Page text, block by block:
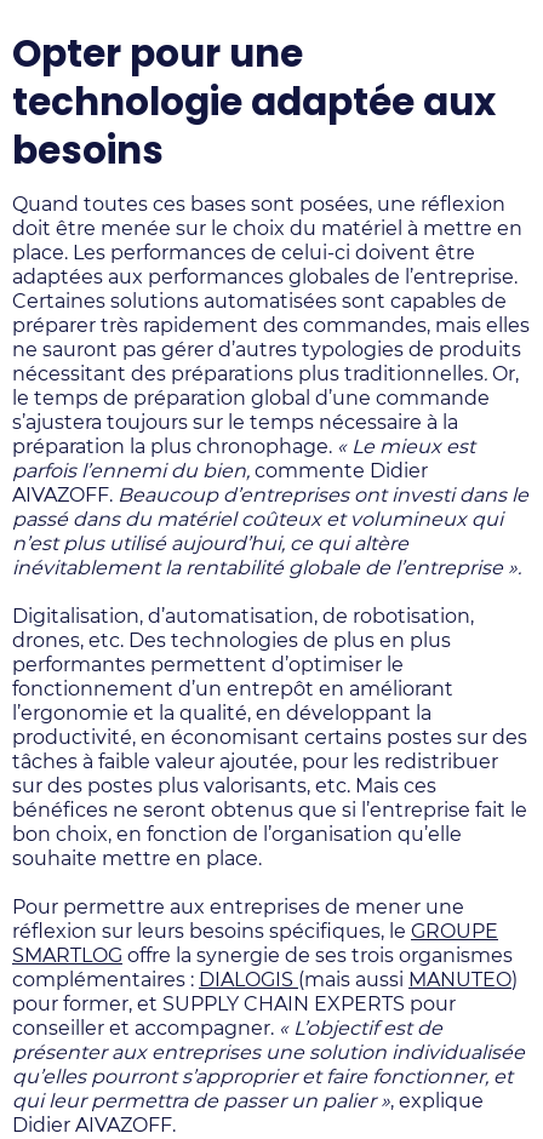
Opter pour une
technologie adaptée aux
besoins
Quand toutes ces bases sont posées, une réflexion
doit être menée sur le choix du matériel à mettre en
place. Les performances de celui-ci doivent être
adaptées aux performances globales de l’entreprise.
Certaines solutions automatisées sont capables de
préparer très rapidement des commandes, mais elles
ne sauront pas gérer d’autres typologies de produits
nécessitant des préparations plus traditionnelles. Or,
le temps de préparation global d’une commande
s’ajustera toujours sur le temps nécessaire à la
préparation la plus chronophage. « Le mieux est
parfois l’ennemi du bien, commente Didier
AIVAZOFF. Beaucoup d’entreprises ont investi dans le
passé dans du matériel coûteux et volumineux qui
n’est plus utilisé aujourd’hui, ce qui altère
inévitablement la rentabilité globale de l’entreprise ».
Digitalisation, d’automatisation, de robotisation,
drones, etc. Des technologies de plus en plus
performantes permettent d’optimiser le
fonctionnement d’un entrepôt en améliorant
l’ergonomie et la qualité, en développant la
productivité, en économisant certains postes sur des
tâches à faible valeur ajoutée, pour les redistribuer
sur des postes plus valorisants, etc. Mais ces
bénéfices ne seront obtenus que si l’entreprise fait le
bon choix, en fonction de l’organisation qu’elle
souhaite mettre en place.
Pour permettre aux entreprises de mener une
réflexion sur leurs besoins spécifiques, le GROUPE
SMARTLOG offre la synergie de ses trois organismes
complémentaires : DIALOGIS (mais aussi MANUTEO)
pour former, et SUPPLY CHAIN EXPERTS pour
conseiller et accompagner. « L’objectif est de
présenter aux entreprises une solution individualisée
qu’elles pourront s’approprier et faire fonctionner, et
qui leur permettra de passer un palier », explique
Didier AIVAZOFF.